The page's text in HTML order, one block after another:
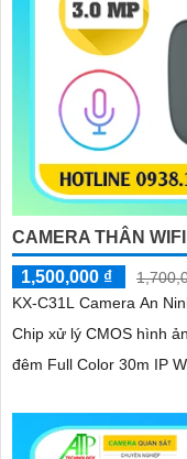
CAMERA THÂN
1,500,000 ₫
KX-C31L Camera An
Chip xử lý CMOS hình
đêm Full Color 30m IP